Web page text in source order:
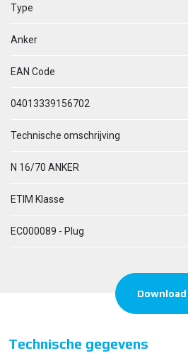
Type
Anker
EAN Code
04013339156702
Technische omschrijving
N 16/70 ANKER
ETIM Klasse
EC000089 - Plug
Technische gegevens